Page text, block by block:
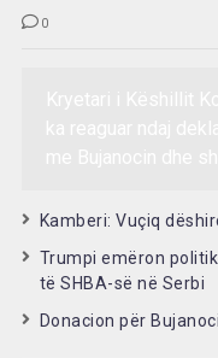
0
Kamberi: Vuçiq
Trumpi emëron
të SHBA-së në Serbi
Donacion për